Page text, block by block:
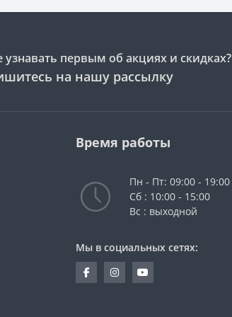
узнавать первым об акциях и скидках?
на нашу рассылку
Время работы
Пн - Пт: 09:00 - 19:00
Сб : 10:00 - 15:00
Вс : выходной
Мы в социальных сетях: